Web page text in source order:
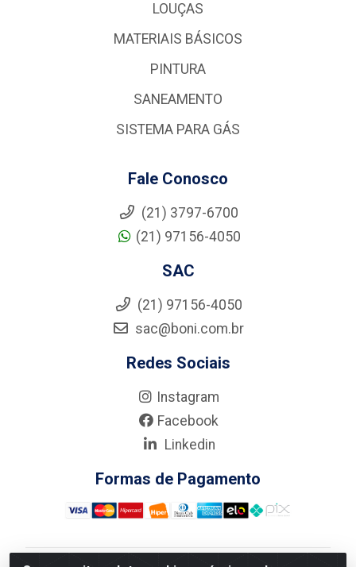
LOUÇAS
MATERIAIS BÁSICOS
PINTURA
SANEAMENTO
SISTEMA PARA GÁS
Fale Conosco
(21) 3797-6700
(21) 97156-4050
SAC
(21) 97156-4050
sac@boni.com.br
Redes Sociais
Instagram
Facebook
Linkedin
Formas de Pagamento